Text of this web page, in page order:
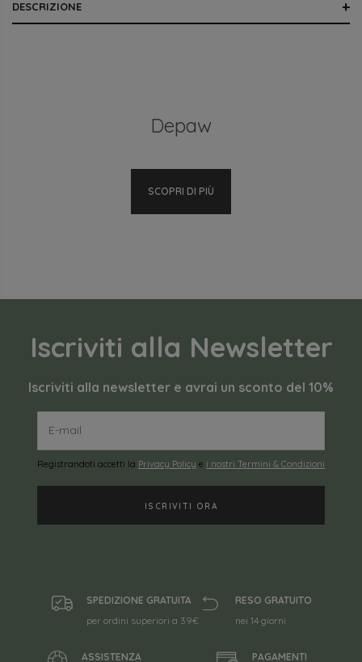
DESCRIZIONE
Depaw
SCOPRI DI PIÙ
Iscriviti alla Newsletter
Iscriviti alla newsletter e avrai un sconto del 10%
Registrandoti accetti la Privacy Policy e i nostri Termini & Condizioni
SPEDIZIONE GRATUITA
per ordini superiori a 39€
RESO GRATUITO
nei 14 giorni
ASSISTENZA
PAGAMENTI